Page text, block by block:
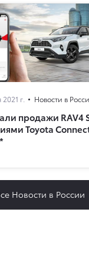
г. Новости в
продажи RAV4
Toyota
Новости в России